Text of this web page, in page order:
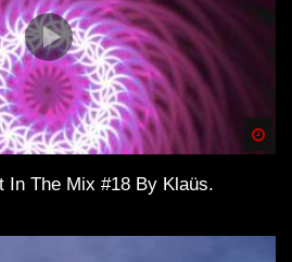
In The Mix #18 By Klaüs.